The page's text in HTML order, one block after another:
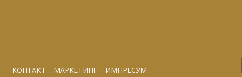
КОНТАКТ МАРКЕТИНГ ИМПРЕСУМ